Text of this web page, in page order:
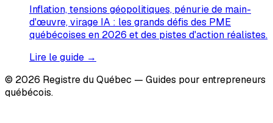
Inflation, tensions géopolitiques, pénurie de main-
d'œuvre, virage IA : les grands défis des PME
québécoises en 2026 et des pistes d'action réalistes.
Lire le guide →
© 2026 Registre du Québec — Guides pour entrepreneurs
québécois.